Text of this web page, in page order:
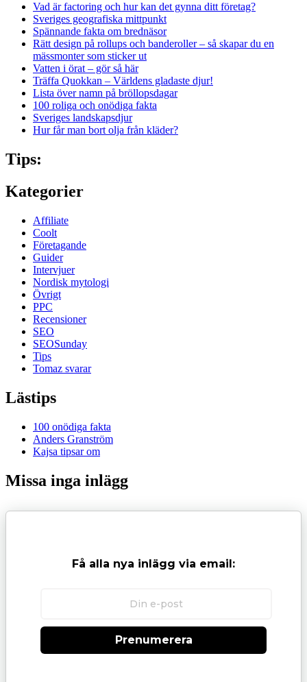
Vad är factoring och hur kan det gynna ditt företag?
Sveriges geografiska mittpunkt
Spännande fakta om brednäsor
Rätt design på rollups och banderoller – så skapar du en
mässmonter som sticker ut
Vatten i örat – gör så här
Träffa Quokkan – Världens gladaste djur!
Lista över namn på bröllopsdagar
100 roliga och onödiga fakta
Sveriges landskapsdjur
Hur får man bort olja från kläder?
Tips:
Kategorier
Affiliate
Coolt
Företagande
Guider
Intervjuer
Nordisk mytologi
Övrigt
PPC
Recensioner
SEO
SEOSunday
Tips
Tomaz svarar
Lästips
100 onödiga fakta
Anders Granström
Kajsa tipsar om
Missa inga inlägg
Få alla nya inlägg via email:
Prenumerera